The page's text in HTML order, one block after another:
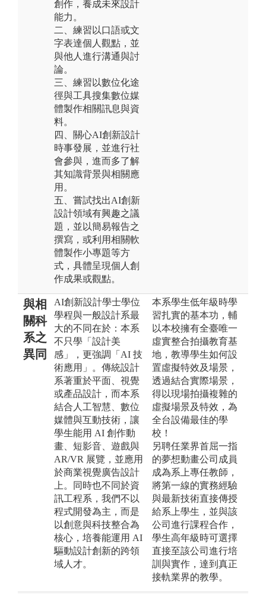
創作，養成未來設計
能力。
二、練習以口語或文
字表達個人觀點，並
與他人進行溝通與討
論。
三、練習以數位化途
徑與工具搜集數位媒
體製作相關訊息與資
料。
四、關心AI創新設計
時事發展，並進行社
會參與，進而多了解
其知識背景與相關應
用。
五、嘗試找出AI創新
設計領域有興趣之議
題，並以簡易報告之
撰寫，或利用相關軟
體製作小專題等方
式，具體呈現個人創
作成果或觀點。
與相
關科
系之
異同
AI創新設計學士學位
學程與一般設計系最
大的不同在於：本系
不只學「設計美
感」，更強調「AI 技
術應用」。傳統設計
系著重於平面、視覺
或產品設計，而本系
結合人工智慧、數位
媒體與互動技術，讓
學生能用 AI 創作動
畫、短影音、遊戲與
AR/VR 展覽，並應用
於商業視覺廣告設計
上。同時也不同於資
訊工程系，我們不以
程式開發為主，而是
以創意與科技整合為
核心，培養能運用 AI
驅動設計創新的跨領
域人才。
本系學生低年級時學
習扎實的基本功，輔
以本校擁有全臺唯一
虛實整合拍攝教育基
地，教導學生如何設
置虛擬特效及場景，
透過結合實際場景，
得以現場拍攝複雜的
虛擬場景及特效，為
全台設備最佳的學
校！
另聘任業界首屈一指
的夢想動畫公司成員
成為系上專任教師，
將第一線的實務經驗
與最新技術直接傳授
給系上學生，並與該
公司進行課程合作，
學生高年級時可選擇
直接至該公司進行培
訓與實作，達到真正
接軌業界的教學。